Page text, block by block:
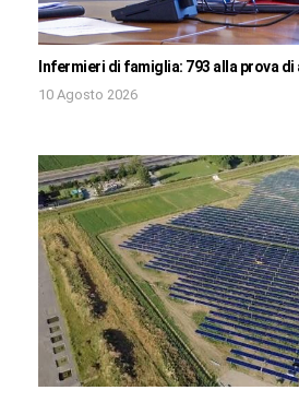
Infermieri di famiglia: 793 alla prova
10 Agosto 2026